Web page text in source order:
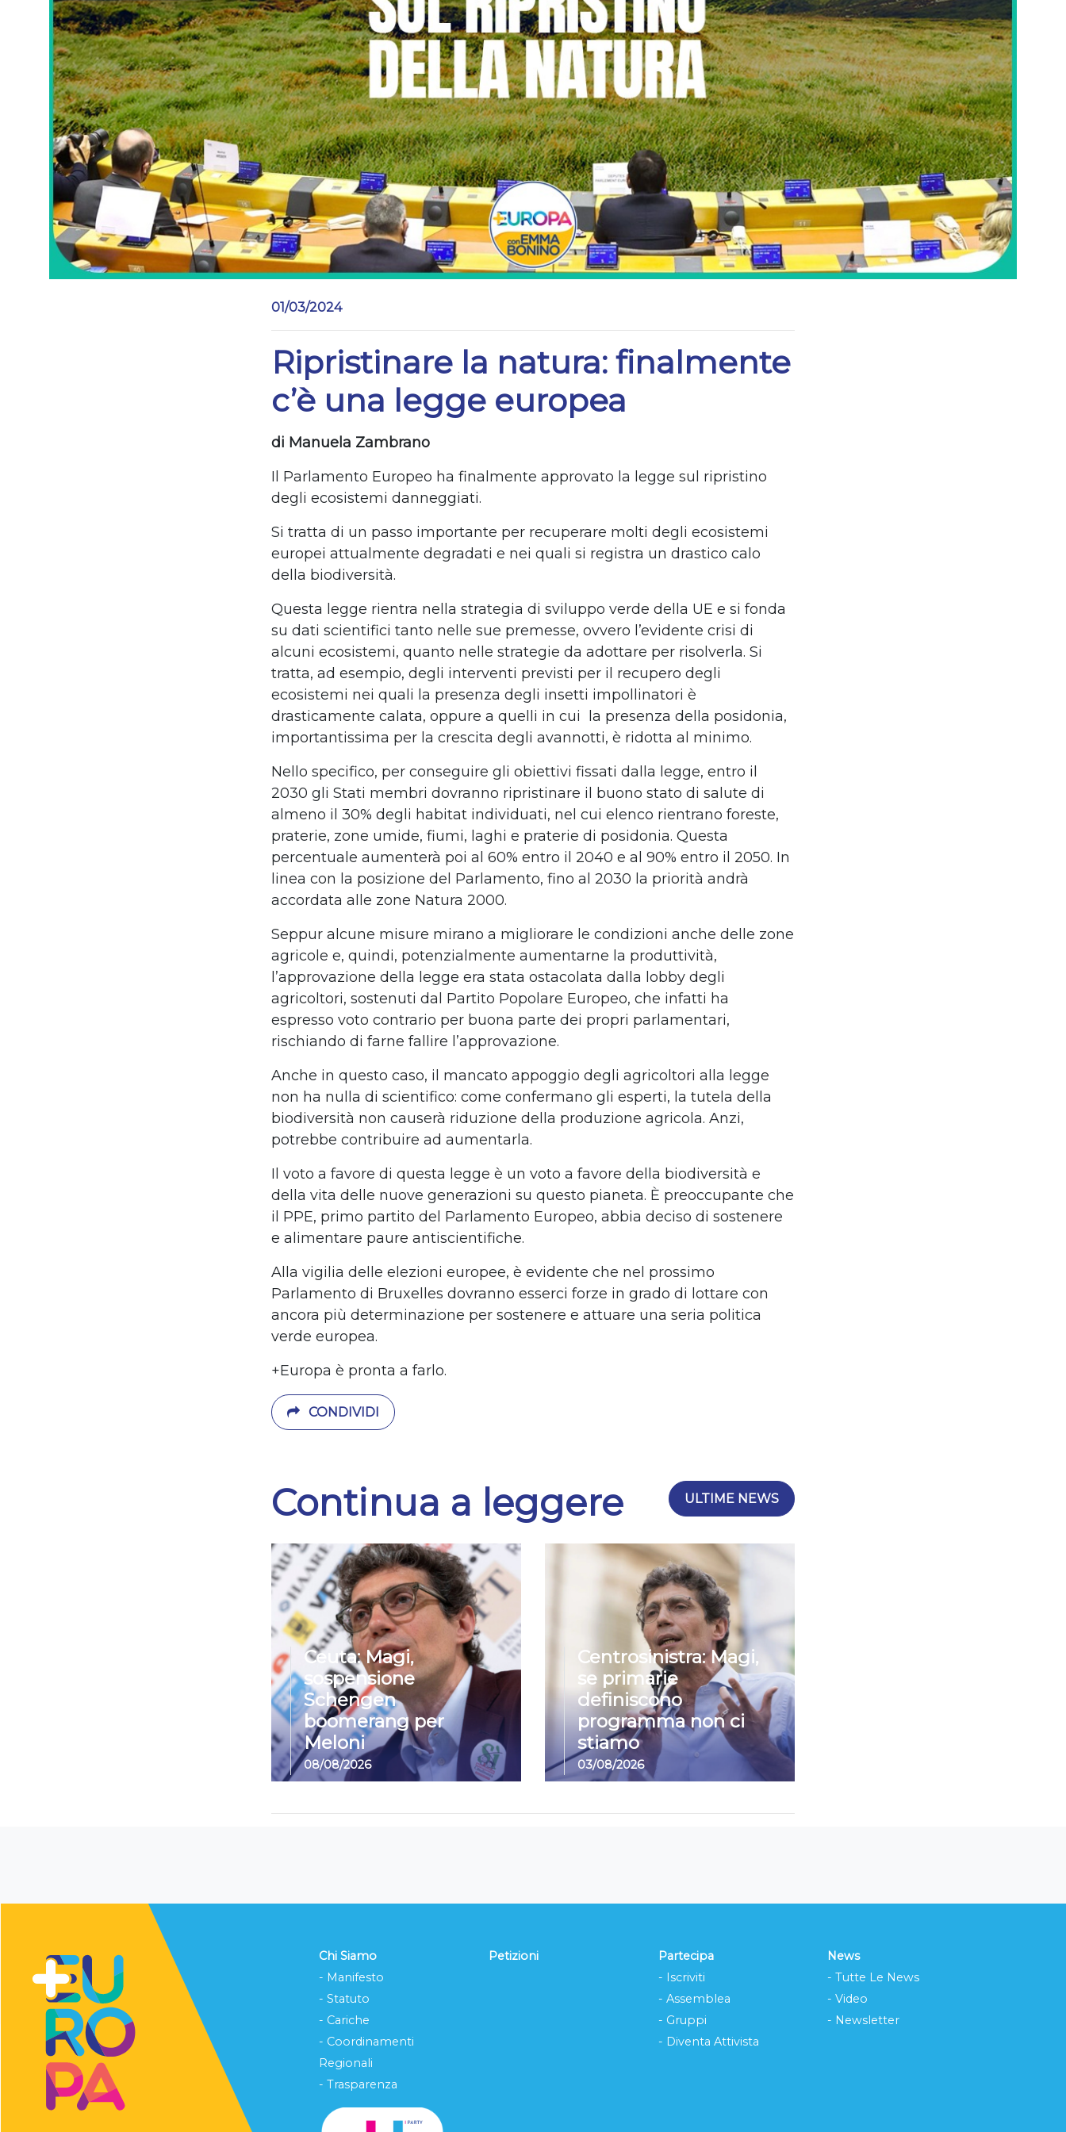
01/03/2024
Ripristinare la natura: finalmente
c’è una legge europea
di Manuela Zambrano
Il Parlamento Europeo ha finalmente approvato la legge sul ripristino
degli ecosistemi danneggiati.
Si tratta di un passo importante per recuperare molti degli ecosistemi
europei attualmente degradati e nei quali si registra un drastico calo
della biodiversità.
Questa legge rientra nella strategia di sviluppo verde della UE e si fonda
su dati scientifici tanto nelle sue premesse, ovvero l’evidente crisi di
alcuni ecosistemi, quanto nelle strategie da adottare per risolverla. Si
tratta, ad esempio, degli interventi previsti per il recupero degli
ecosistemi nei quali la presenza degli insetti impollinatori è
drasticamente calata, oppure a quelli in cui
la presenza della posidonia,
importantissima per la crescita degli avannotti, è ridotta al minimo.
Nello specifico, per conseguire gli obiettivi fissati dalla legge, entro il
2030 gli Stati membri dovranno ripristinare il buono stato di salute di
almeno il 30% degli habitat individuati, nel cui elenco rientrano foreste,
praterie, zone umide, fiumi, laghi e praterie di posidonia. Questa
percentuale aumenterà poi al 60% entro il 2040 e al 90% entro il 2050. In
linea con la posizione del Parlamento, fino al 2030 la priorità andrà
accordata alle zone Natura 2000.
Seppur alcune misure mirano a migliorare le condizioni anche delle zone
agricole e, quindi, potenzialmente aumentarne la produttività,
l’approvazione della legge era stata ostacolata dalla lobby degli
agricoltori, sostenuti dal Partito Popolare Europeo, che infatti ha
espresso voto contrario per buona parte dei propri parlamentari,
rischiando di farne fallire l’approvazione.
Anche in questo caso, il mancato appoggio degli agricoltori alla legge
non ha nulla di scientifico: come confermano gli esperti, la tutela della
biodiversità non causerà riduzione della produzione agricola. Anzi,
potrebbe contribuire ad aumentarla.
Il voto a favore di questa legge è un voto a favore della biodiversità e
della vita delle nuove generazioni su questo pianeta. È preoccupante che
il PPE, primo partito del Parlamento Europeo, abbia deciso di sostenere
e alimentare paure antiscientifiche.
Alla vigilia delle elezioni europee, è evidente che nel prossimo
Parlamento di Bruxelles dovranno esserci forze in grado di lottare con
ancora più determinazione per sostenere e attuare una seria politica
verde europea.
+Europa è pronta a farlo.
CONDIVIDI
Continua a leggere ULTIME NEWS
Ceuta: Magi,
sospensione
Schengen
boomerang per
Meloni
08/08/2026
Centrosinistra: Magi,
se primarie
definiscono
programma non ci
stiamo
03/08/2026
Chi Siamo
- Manifesto
- Statuto
- Cariche
- Coordinamenti
Regionali
- Trasparenza
Petizioni
Partecipa
- Iscriviti
- Assemblea
- Gruppi
- Diventa Attivista
News
- Tutte Le News
- Video
- Newsletter